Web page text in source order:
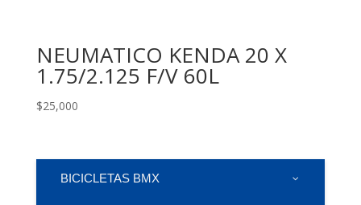
NEUMATICO KENDA 20 X
1.75/2.125 F/V 60L
$25,000
BICICLETAS BMX